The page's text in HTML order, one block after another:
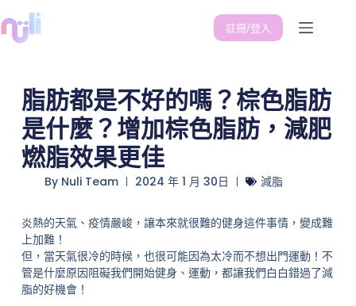
註冊/登入
脂肪都是不好的嗎？棕色脂肪
是什麼？增加棕色脂肪，減肥
燃脂效果更佳
ByNuli Team 2024 年 1 月 30日 減脂
炎熱的天氣、疫情嚴峻，讓本來就很難的健身這件事情，變成難
上加難！
但，當天氣很冷的時候，也很可能因為太冷而不想出門運動！不
管是什麼原因阻礙我們開始健身、運動，都讓我們白白錯過了減
脂的好機會！